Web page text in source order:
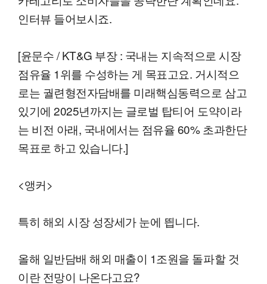
인터뷰 들어보시죠.
[윤문수 / KT&G 부장 : 국내는 지속적으로 시장
점유율 1위를 수성하는 게 목표고요. 거시적으
로는 궐련형전자담배를 미래핵심동력으로 삼고
있기에 2025년까지는 글로벌 탑티어 도약이라
는 비전 아래, 국내에서는 점유율 60% 초과한단
목표로 하고 있습니다.]
<앵커>
특히 해외 시장 성장세가 눈에 띕니다.
올해 일반담배 해외 매출이 1조원을 돌파할 것
이란 전망이 나온다고요?